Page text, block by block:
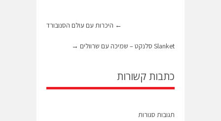
← היכרות עם עולם הסנובורד
Slanket סלנקט – שמיכה עם שרוולים →
כתבות קשורות
תגובות סגורות